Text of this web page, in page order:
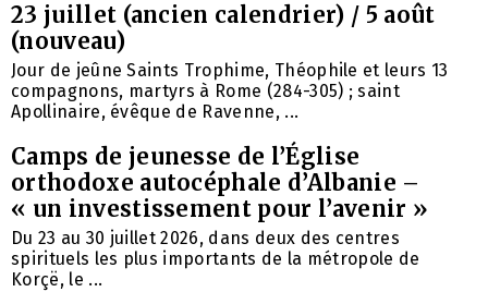
23 juillet (ancien calendrier) / 5 août
(nouveau)
Jour de jeûne Saints Trophime, Théophile et leurs 13
compagnons, martyrs à Rome (284-305) ; saint
Apollinaire, évêque de Ravenne, ...
Camps de jeunesse de l’Église
orthodoxe autocéphale d’Albanie –
« un investissement pour l’avenir »
Du 23 au 30 juillet 2026, dans deux des centres
spirituels les plus importants de la métropole de
Korçë, le ...